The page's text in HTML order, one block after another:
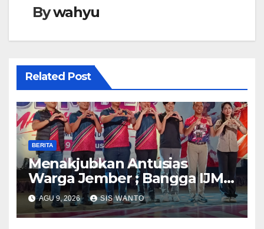
Bywahyu
Related Post
BERITA
Menakjubkan Antusias
Warga Jember ; Bangga IJMC
Sangat Luar Biasa
AGU 9, 2026 SIS WANTO